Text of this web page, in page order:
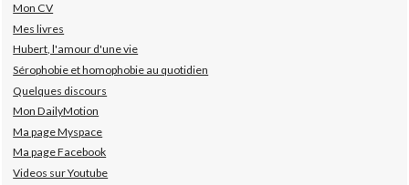
Mon CV
Mes livres
Hubert, l'amour d'une vie
Sérophobie et homophobie au quotidien
Quelques discours
Mon DailyMotion
Ma page Myspace
Ma page Facebook
Videos sur Youtube